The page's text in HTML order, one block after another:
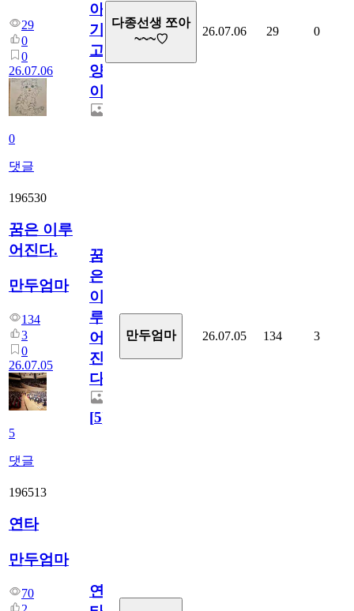
29
0
0
26.07.06
0
댓글
아
기
고
양
이
다종선생 쪼아
~~~♡
26.07.06 29 0
196530
꿈은 이루
어진다.
만두엄마
134
3
0
26.07.05
5
댓글
꿈
은
이
루
어
진
다.
[5]
만두엄마 26.07.05 134 3
196513
연타
만두엄마
70
연